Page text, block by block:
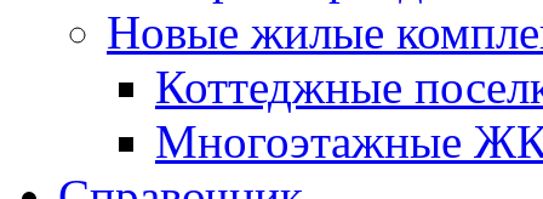
Новые жилые
Коттеджные
Многоэтажные